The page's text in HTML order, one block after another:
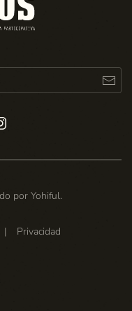
por Yohiful.
| Privacidad